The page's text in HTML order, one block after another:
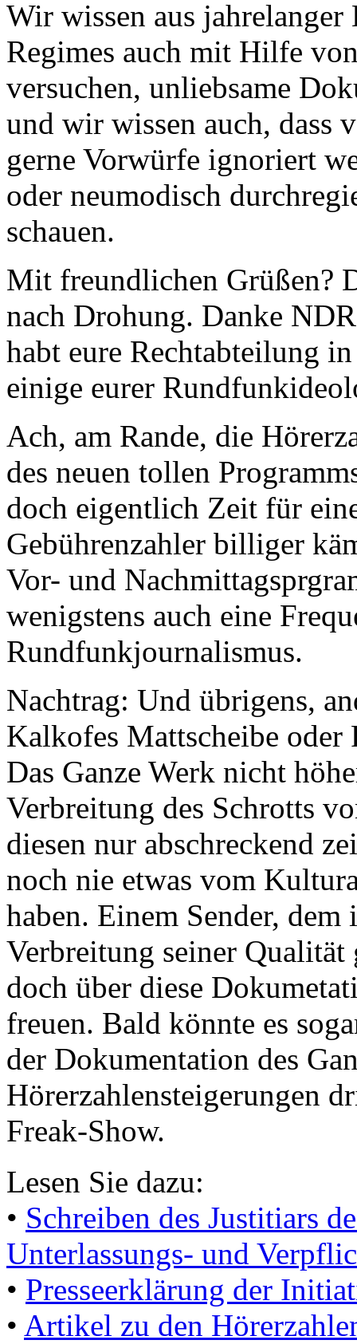
Wir wissen aus
Regimes auch mit Hilfe
versuchen, unliebsame
und wir wissen auch, dass
gerne Vorwürfe ignoriert
oder neumodisch
schauen.
Mit freundlichen Grüßen?
nach Drohung. Danke
habt eure Rechtabteilung
einige eurer
Ach, am Rande, die
des neuen tollen
doch eigentlich Zeit für
Gebührenzahler billiger
Vor- und
wenigstens auch eine
Rundfunkjournalismus.
Nachtrag: Und übrigens,
Kalkofes Mattscheibe
Das Ganze Werk nicht
Verbreitung des Schrotts
diesen nur abschreckend
noch nie etwas vom
haben. Einem Sender,
Verbreitung seiner Qualität
doch über diese
freuen. Bald könnte es
der Dokumentation des
Hörerzahlensteigerungen
Freak-Show.
Lesen Sie dazu:
• Schreiben des Justitiars
Unterlassungs- und
• Presseerklärung der
• Artikel zu den